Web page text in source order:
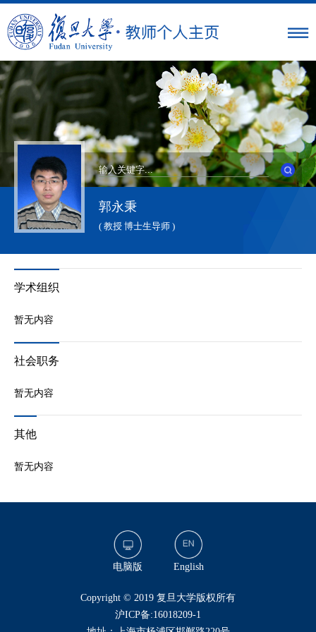
郭永秉
( 教授 博士生导师 )
学术组织
暂无内容
社会职务
暂无内容
其他
暂无内容
电脑版 English
​Copyright © 2019 复旦大学版权所有
沪ICP备:16018209-1